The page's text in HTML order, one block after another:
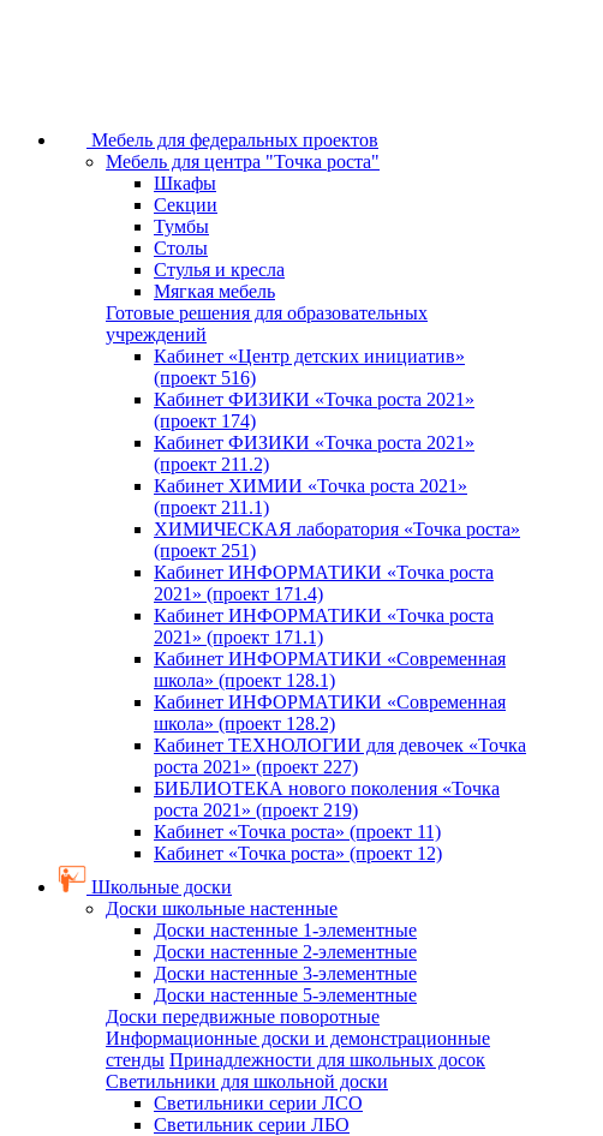
Мебель для федеральных проектов
Мебель для центра "Точка роста"
Шкафы
Секции
Тумбы
Столы
Стулья и кресла
Мягкая мебель
Готовые решения для образовательных
учреждений
Кабинет «Центр детских инициатив»
(проект 516)
Кабинет ФИЗИКИ «Точка роста 2021»
(проект 174)
Кабинет ФИЗИКИ «Точка роста 2021»
(проект 211.2)
Кабинет ХИМИИ «Точка роста 2021»
(проект 211.1)
ХИМИЧЕСКАЯ лаборатория «Точка роста»
(проект 251)
Кабинет ИНФОРМАТИКИ «Точка роста
2021» (проект 171.4)
Кабинет ИНФОРМАТИКИ «Точка роста
2021» (проект 171.1)
Кабинет ИНФОРМАТИКИ «Современная
школа» (проект 128.1)
Кабинет ИНФОРМАТИКИ «Современная
школа» (проект 128.2)
Кабинет ТЕХНОЛОГИИ для девочек «Точка
роста 2021» (проект 227)
БИБЛИОТЕКА нового поколения «Точка
роста 2021» (проект 219)
Кабинет «Точка роста» (проект 11)
Кабинет «Точка роста» (проект 12)
Школьные доски
Доски школьные настенные
Доски настенные 1-элементные
Доски настенные 2-элементные
Доски настенные 3-элементные
Доски настенные 5-элементные
Доски передвижные поворотные
Информационные доски и демонстрационные
стенды Принадлежности для школьных досок
Светильники для школьной доски
Светильники серии ЛСО
Светильник серии ЛБО